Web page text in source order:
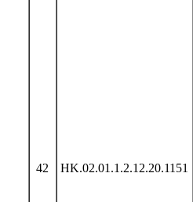
42 HK.02.01.1.2.12.20.1151